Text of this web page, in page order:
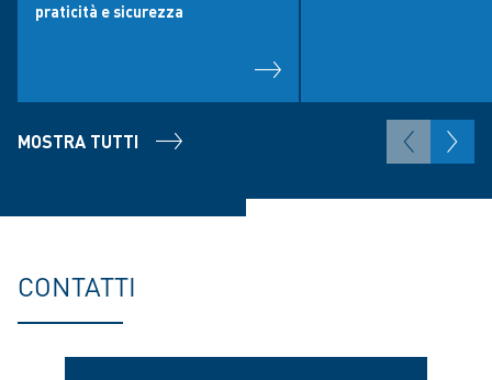
praticità e sicurezza
MOSTRA TUTTI
CONTATTI